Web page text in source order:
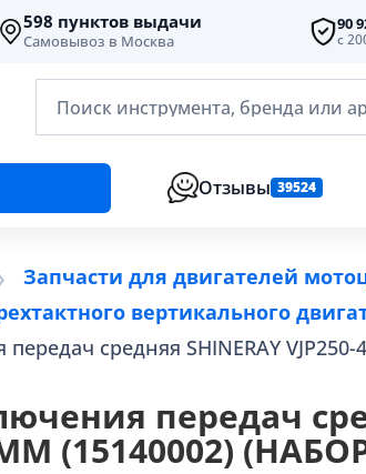
598 пунктов выдачи
Самовывоз в Москва
90
с
Поиск инструмента, бренда или
Отзывы 39524
Запчасти для двигателей
вертикального
средняя SHINERAY
передач
(15140002)